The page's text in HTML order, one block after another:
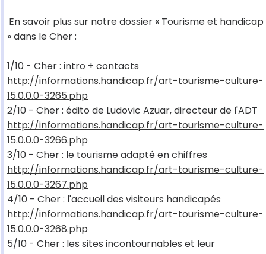
En savoir plus sur notre dossier « Tourisme et handicap
» dans le Cher :
1/10 - Cher : intro + contacts
http://informations.handicap.fr/art-tourisme-culture-
15.0.0.0-3265.php
2/10 - Cher : édito de Ludovic Azuar, directeur de l'ADT
http://informations.handicap.fr/art-tourisme-culture-
15.0.0.0-3266.php
3/10 - Cher : le tourisme adapté en chiffres
http://informations.handicap.fr/art-tourisme-culture-
15.0.0.0-3267.php
4/10 - Cher : l'accueil des visiteurs handicapés
http://informations.handicap.fr/art-tourisme-culture-
15.0.0.0-3268.php
5/10 - Cher : les sites incontournables et leur